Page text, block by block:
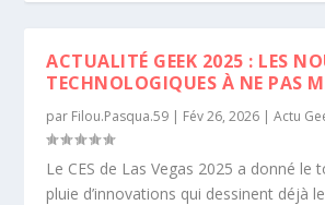
ACTUALITÉ GEEK 2025 : LES
TECHNOLOGIQUES À NE PAS
par Filou.Pasqua.59 | Fév 26, 2026 |Actu
Le CES de Las Vegas 2025 a donné le
pluie d’innovations qui dessinent déjà